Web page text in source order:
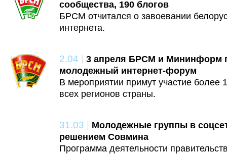
сообщества, 190 блогов
БРСМ отчитался о завоевании
интернета.
2.04 | 3 апреля БРСМ и Мининформ
молодежный интернет-форум
В мероприятии примут участие более
всех регионов страны.
31.03 | Молодежные группы в
решением Совмина
Программа деятельности